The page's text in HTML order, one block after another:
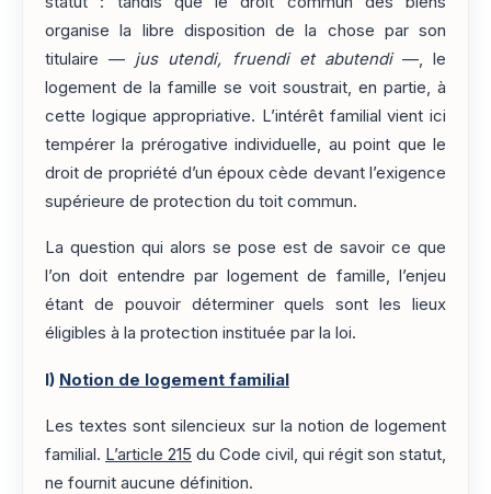
organise la libre disposition de la chose par son
titulaire — jus utendi, fruendi et abutendi—, le
logement de la famille se voit soustrait, en partie, à
cette logique appropriative. L’intérêt familial vient ici
tempérer la prérogative individuelle, au point que le
droit de propriété d’un époux cède devant l’exigence
supérieure de protection du toit commun.
La question qui alors se pose est de savoir ce que
l’on doit entendre par logement de famille, l’enjeu
étant de pouvoir déterminer quels sont les lieux
éligibles à la protection instituée par la loi.
I) Notion de logement familial
Les textes sont silencieux sur la notion de logement
familial. L’article 215 du Code civil, qui régit son statut,
ne fournit aucune définition.